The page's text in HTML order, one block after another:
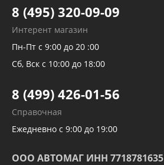
Тормозных трубок
Рукавов гидроусилителей
Рукавов компрессоров и турбин
Трубок кондиционеров
Развертка пайка медных стальных
алюминиевых трубок и штуцеров
8 (495) 320-09-09
Интерент магазин
Пн-Пт с 9:00 до 20 :00
Сб, Вск с 10:00 до 18:00
8 (499) 426-01-56
Справочная
Ежедневно с 9:00 до 19:00
ООО АВТОМАГ ИНН 7718781635